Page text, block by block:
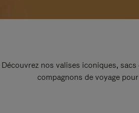
Découvrez nos valises iconiques,
compagnons de voyage